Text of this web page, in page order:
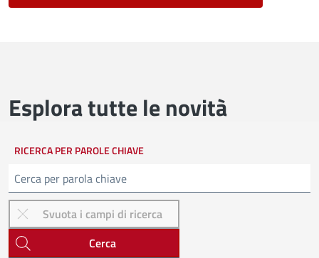
Esplora tutte le novità
RICERCA PER PAROLE CHIAVE
Cerca